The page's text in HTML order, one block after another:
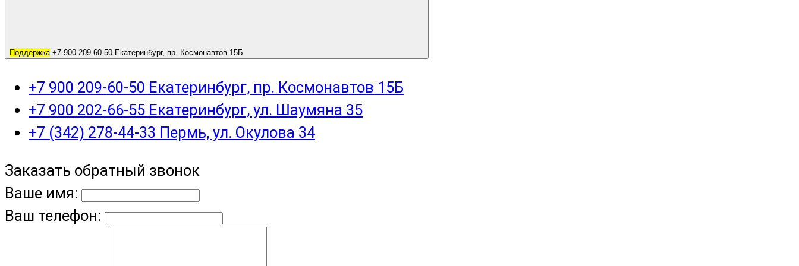
Поддержка +7 900 209-60-50 Екатеринбург, пр. Космонавтов 15Б
+7 900 209-60-50 Екатеринбург, пр. Космонавтов 15Б
+7 900 202-66-55 Екатеринбург, ул. Шаумяна 35
+7 (342) 278-44-33 Пермь, ул. Окулова 34
Заказать обратный звонок
Ваше имя:
Ваш телефон: